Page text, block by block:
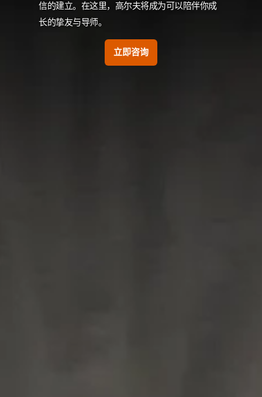
信的建立。在这里，高尔夫将成为可以陪伴你成
长的挚友与导师。
立即咨询